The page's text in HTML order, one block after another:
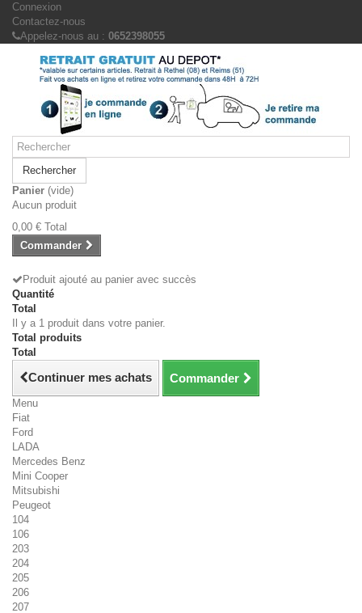
Connexion
Contactez-nous
Appelez-nous au : 0652398055
Rechercher
Panier (vide)
Aucun produit
0,00 € Total
Commander
Produit ajouté au panier avec succès
Quantité
Total
Il y a 1 produit dans votre panier.
Total produits
Total
Continuer mes achats Commander
Menu
Fiat
Ford
LADA
Mercedes Benz
Mini Cooper
Mitsubishi
Peugeot
104
106
203
204
205
206
207